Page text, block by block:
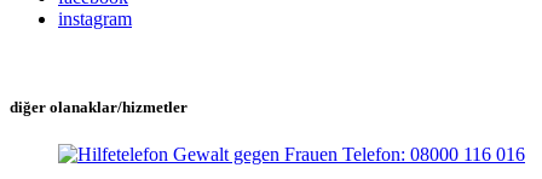
instagram
diğer olanaklar/hizmetler